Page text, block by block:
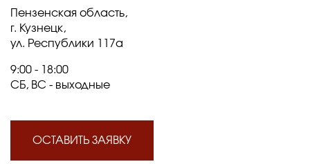
Пензенская область,
г. Кузнецк,
ул. Республики 117а
9:00 - 18:00
СБ, ВС - выходные
ОСТАВИТЬ ЗАЯВКУ